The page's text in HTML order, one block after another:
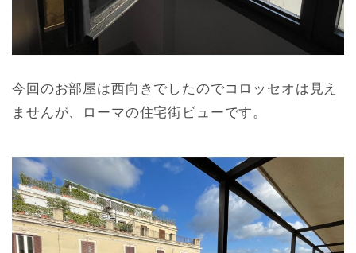
今回のお部屋は西向きでしたのでコロッセオは見え
ませんが、ローマの住宅街ビューです。